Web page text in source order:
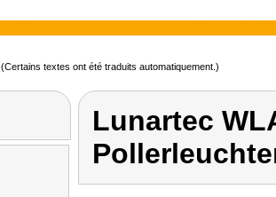
(Certains textes ont été traduits automatiquement.)
Lunartec